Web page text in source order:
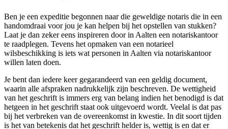
Ben je een expeditie begonnen naar die geweldige notaris die in een
handomdraai voor jou je kan helpen bij het opstellen van stukken?
Laat je dan zeker eens inspireren door in Aalten een notariskantoor
te raadplegen. Tevens het opmaken van een notarieel
wilsbeschikking is iets wat personen in Aalten via notariskantoor
willen laten doen.
Je bent dan iedere keer gegarandeerd van een geldig document,
waarin alle afspraken nadrukkelijk zijn beschreven. De wettigheid
van het geschrift is immers erg van belang indien het benodigd is dat
hetgeen in het geschrift staat ook uitgevoerd wordt. Veelal is dat pas
bij het verbreken van de overeenkomst in kwestie. In dit soort tijden
is het van betekenis dat het geschrift helder is, wettig is en dat er